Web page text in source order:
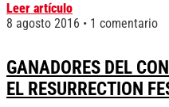
Leer artículo
8 agosto 2016
1 comentario
GANADORES DEL
EL RESURRECTION